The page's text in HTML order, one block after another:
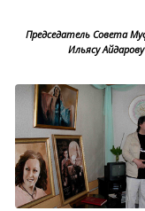
Председатель Совета
Ильясу